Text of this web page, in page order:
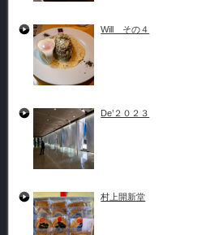
Will その４
De’２０２３
村上開新堂